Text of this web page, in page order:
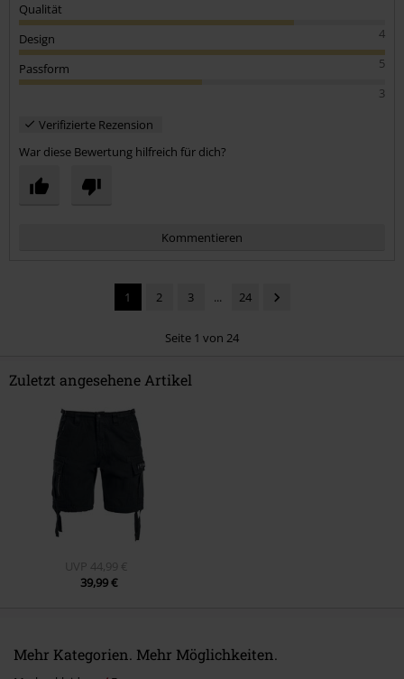
Qualität
4
Design
5
Passform
3
Verifizierte Rezension
War diese Bewertung hilfreich für dich?
Kommentieren
Kommentar jetzt abschicken!
1 2 3 ... 24
Seite 1 von 24
Zuletzt angesehene Artikel
UVP 44,99 €
39,99 €
Mehr Kategorien. Mehr Möglichkeiten.